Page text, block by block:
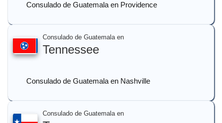
Consulado de Guatemala en Providence
Consulado de Guatemala en
Tennessee
Consulado de Guatemala en Nashville
Consulado de Guatemala en